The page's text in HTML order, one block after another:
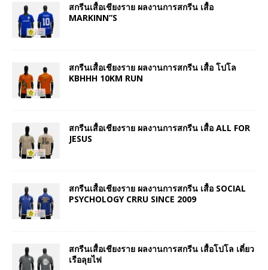
สกรีนเสื้อเชียงราย ผลงานการสกรีน เสื้อ
MARKINN”S
สกรีนเสื้อเชียงราย ผลงานการสกรีน เสื้อ โปโล
KBHHH 10KM RUN
สกรีนเสื้อเชียงราย ผลงานการสกรีน เสื้อ ALL FOR
JESUS
สกรีนเสื้อเชียงราย ผลงานการสกรีน เสื้อ SOCIAL
PSYCHOLOGY CRRU SINCE 2009
สกรีนเสื้อเชียงราย ผลงานการสกรีน เสื้อโปโล เตี๋ยว
เรือลุยไฟ